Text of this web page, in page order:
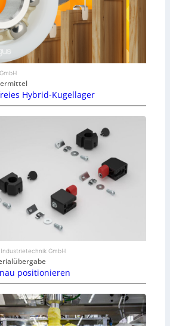
Hybrid-Kugellager
GmbH
positionieren